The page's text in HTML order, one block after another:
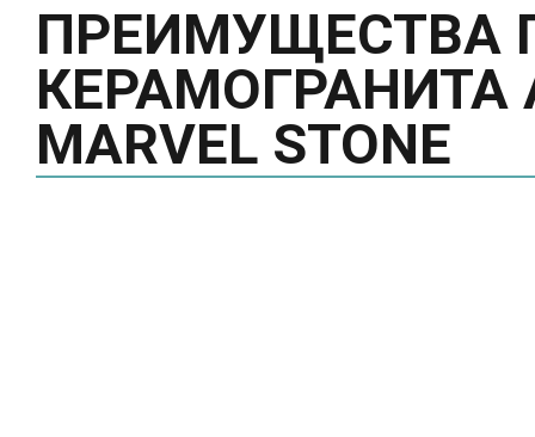
ПРЕИМУЩЕСТВА
КЕРАМОГРАНИТА
MARVEL STONE